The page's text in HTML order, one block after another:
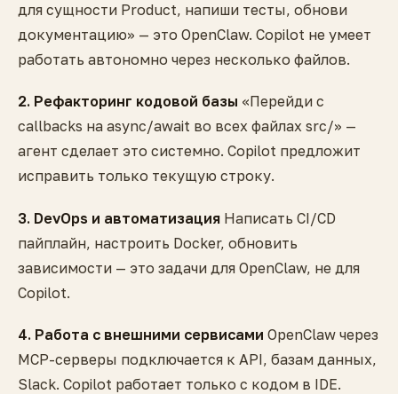
для сущности Product, напиши тесты, обнови
документацию» — это OpenClaw. Copilot не умеет
работать автономно через несколько файлов.
2. Рефакторинг кодовой базы «Перейди с
callbacks на async/await во всех файлах src/» —
агент сделает это системно. Copilot предложит
исправить только текущую строку.
3. DevOps и автоматизация Написать CI/CD
пайплайн, настроить Docker, обновить
зависимости — это задачи для OpenClaw, не для
Copilot.
4. Работа с внешними сервисами OpenClaw через
MCP-серверы подключается к API, базам данных,
Slack. Copilot работает только с кодом в IDE.